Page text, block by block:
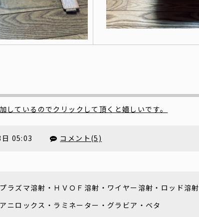
しているのでクリックして頂くと嬉しいです。
05:03 コメント(5)
プラズマ溶射・ＨＶＯＦ溶射・ワイヤー溶射・ロッド溶射
アニロックス・ラミネーター・グラビア・ベタ